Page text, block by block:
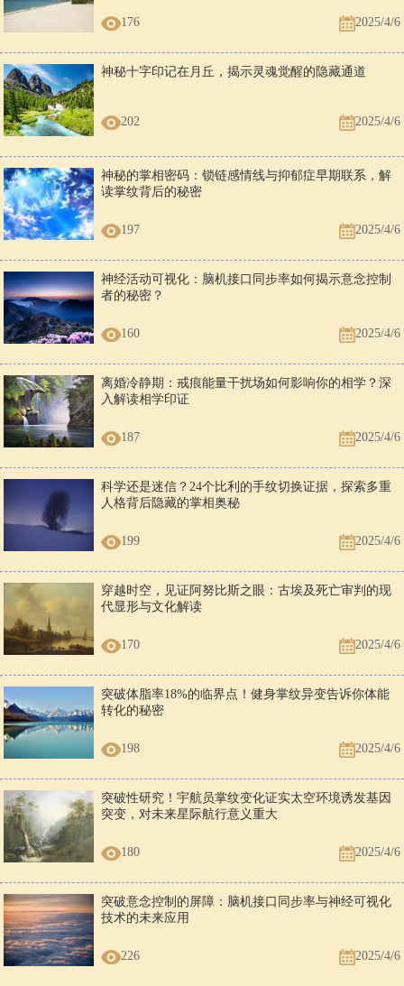
176 2025/4/6
神秘十字印记在月丘，揭示灵魂觉醒的隐藏通道
202 2025/4/6
神秘的掌相密码：锁链感情线与抑郁症早期联系，解
读掌纹背后的秘密
197 2025/4/6
神经活动可视化：脑机接口同步率如何揭示意念控制
者的秘密？
160 2025/4/6
离婚冷静期：戒痕能量干扰场如何影响你的相学？深
入解读相学印证
187 2025/4/6
科学还是迷信？24个比利的手纹切换证据，探索多重
人格背后隐藏的掌相奥秘
199 2025/4/6
穿越时空，见证阿努比斯之眼：古埃及死亡审判的现
代显形与文化解读
170 2025/4/6
突破体脂率18%的临界点！健身掌纹异变告诉你体能
转化的秘密
198 2025/4/6
突破性研究！宇航员掌纹变化证实太空环境诱发基因
突变，对未来星际航行意义重大
180 2025/4/6
突破意念控制的屏障：脑机接口同步率与神经可视化
技术的未来应用
226 2025/4/6